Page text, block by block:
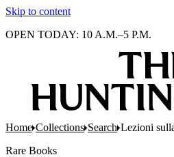
Skip to content
OPEN TODAY: 10 A.M.–5 P.M.
Home Collections Search Lezioni
Rare Books